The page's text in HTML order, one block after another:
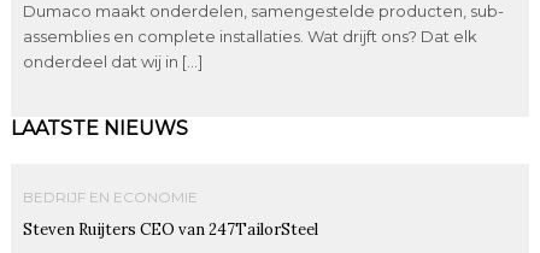
Dumaco maakt onderdelen, samengestelde producten, sub-
assemblies en complete installaties. Wat drijft ons? Dat elk
onderdeel dat wij in […]
LAATSTE NIEUWS
BEDRIJF EN ECONOMIE
Steven Ruijters CEO van 247TailorSteel